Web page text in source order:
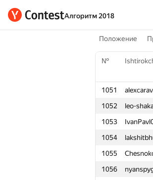
Алгоритм 2018
Положение
№
1051
1052
leo-
1053
1054
1055
1056